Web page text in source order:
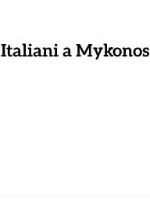
Italiani a Mykonos